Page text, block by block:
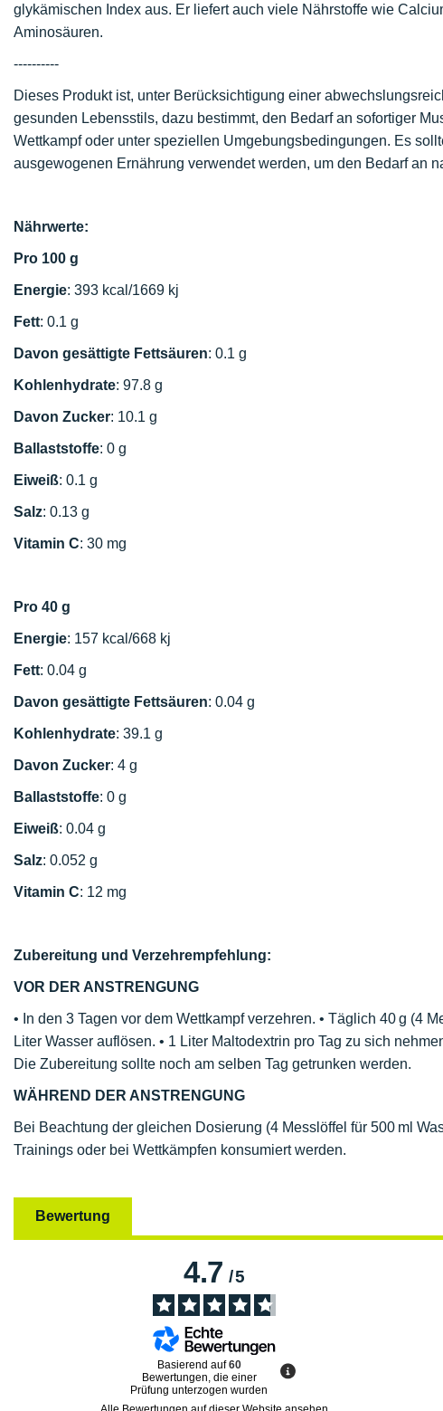
glykämischen Index aus. Er liefert auch viele Nährstoffe wie
Aminosäuren.
----------
Dieses Produkt ist, unter Berücksichtigung einer
gesunden Lebensstils, dazu bestimmt, den Bedarf an sofortiger
Wettkampf oder unter speziellen Umgebungsbedingungen. Es
ausgewogenen Ernährung verwendet werden, um den Bedarf an
Nährwerte:
Pro 100 g
Energie: 393 kcal/1669 kj
Fett: 0.1 g
Davon gesättigte Fettsäuren: 0.1 g
Kohlenhydrate: 97.8 g
Davon Zucker: 10.1 g
Ballaststoffe: 0 g
Eiweiß: 0.1 g
Salz: 0.13 g
Vitamin C: 30 mg
Pro 40 g
Energie: 157 kcal/668 kj
Fett: 0.04 g
Davon gesättigte Fettsäuren: 0.04 g
Kohlenhydrate: 39.1 g
Davon Zucker: 4 g
Ballaststoffe: 0 g
Eiweiß: 0.04 g
Salz: 0.052 g
Vitamin C: 12 mg
Zubereitung und Verzehrempfehlung:
VOR DER ANSTRENGUNG
• In den 3 Tagen vor dem Wettkampf verzehren. • Täglich 40 g (4
Liter Wasser auflösen. • 1 Liter Maltodextrin pro Tag zu sich
Die Zubereitung sollte noch am selben Tag getrunken werden.
WÄHREND DER ANSTRENGUNG
Bei Beachtung der gleichen Dosierung (4 Messlöffel für 500 ml
Trainings oder bei Wettkämpfen konsumiert werden.
Bewertung
4.7/5
Basierend auf60
Bewertungen, die einer
Prüfung unterzogen wurden